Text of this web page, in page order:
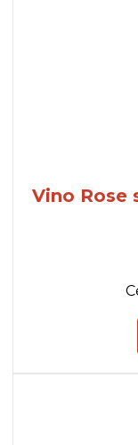
Vino Rose